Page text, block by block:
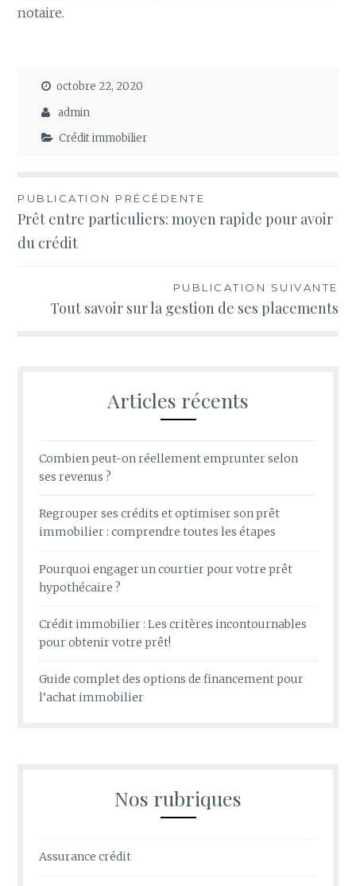
notaire.
octobre 22, 2020
admin
Crédit immobilier
Navigation
de
PUBLICATION PRÉCÉDENTE
Prêt entre particuliers: moyen rapide pour avoir
du crédit
PUBLICATION SUIVANTE
Tout savoir sur la gestion de ses placements
Articles récents
Combien peut-on réellement emprunter selon
ses revenus ?
Regrouper ses crédits et optimiser son prêt
immobilier : comprendre toutes les étapes
Pourquoi engager un courtier pour votre prêt
hypothécaire ?
Crédit immobilier : Les critères incontournables
pour obtenir votre prêt!
Guide complet des options de financement pour
l’achat immobilier
Nos rubriques
Assurance crédit